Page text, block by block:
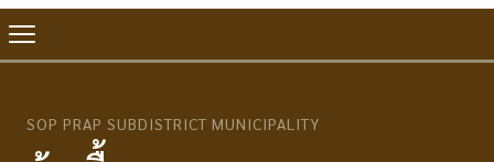
SOP PRAP SUBDISTRICT MUNICIPALITY